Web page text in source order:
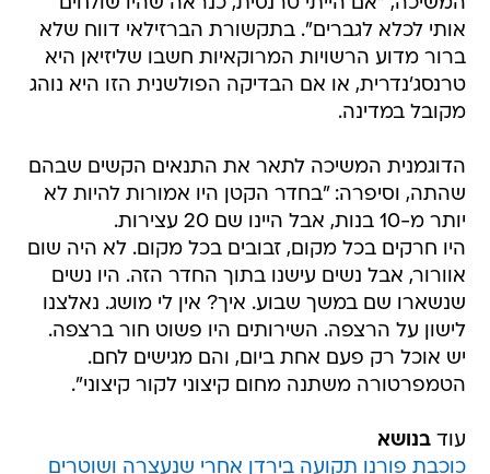
אותי לכלא לגברים". בתקשורת הברזילאי דווח שלא
ברור מדוע הרשויות המרוקאיות חשבו שליזיאן היא
טרנסג'נדרית, או אם הבדיקה הפולשנית הזו היא נוהג
מקובל במדינה.
הדוגמנית המשיכה לתאר את התנאים הקשים שבהם
שהתה, וסיפרה: "בחדר הקטן היו אמורות להיות לא
יותר מ-10 בנות, אבל היינו שם 20 עצירות.
היו חרקים בכל מקום, זבובים בכל מקום. לא היה שום
אוורור, אבל נשים עישנו בתוך החדר הזה. היו נשים
שנשארו שם במשך שבוע. איך? אין לי מושג. נאלצנו
לישון על הרצפה. השירותים היו פשוט חור ברצפה.
יש אוכל רק פעם אחת ביום, והם מגישים לחם.
הטמפרטורה משתנה מחום קיצוני לקור קיצוני".
עודבנושא
כוכבת פורנו תקועה בירדן אחרי שנעצרה ושוטרים